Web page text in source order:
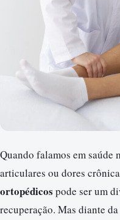
Quando falamos em saúde
articulares ou dores
ortopédicos pode ser um
recuperação. Mas diante